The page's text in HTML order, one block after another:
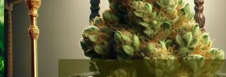
LSD renhedstest
Benzodiazepiner
Benzoer renhedstest